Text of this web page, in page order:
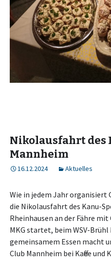
Nikolausfahrt des
Mannheim
16.12.2024 Aktuelles
Wie in jedem Jahr organisiert
die Nikolausfahrt des Kanu-
Rheinhausen an der Fähre
MKG startet, beim WSV-
gemeinsamem Essen macht
Club Mannheim bei Kaffee und